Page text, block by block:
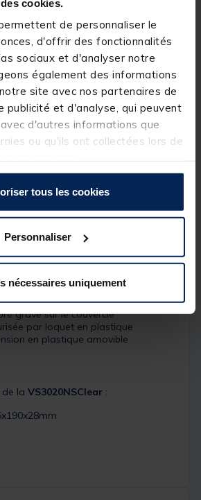
cookies.
de personnaliser le
d'offrir des fonctionnalités
sociaux et d'analyser notre
également des informations
site avec nos partenaires de
publicité et d'analyse, qui peuvent
d'autres informations que
ou qu'ils ont collectées lors de
tous les cookies
Personnaliser
nécessaires uniquement
& détails
est une boite
de haute qualité qui est un
à toute boîte à pêche. La
plastique est livrée avec 16
de tailles différentes pour
équipée d'un couvercle à
fermé pendant le transport.
transparent
en plastique amovibles
gravé sur le couvercle
par loquet en plastique
en plastique amovible
la VS3020NSClear :